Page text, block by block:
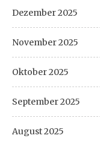
Dezember 2025
November 2025
Oktober 2025
September 2025
August 2025